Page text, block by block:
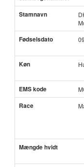
Stamnavn
Fødselsdato
Køn
EMS kode
Race
Mængde hvidt